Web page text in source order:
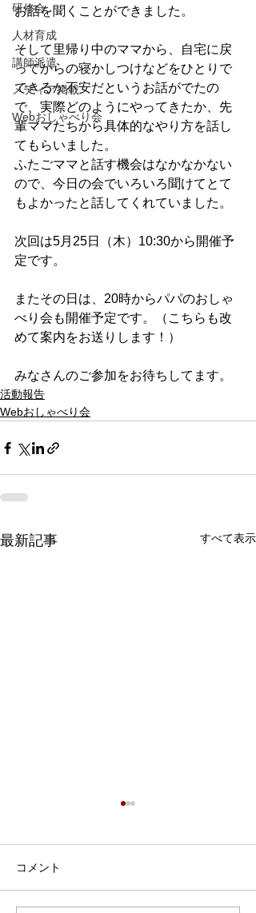
研修会
人材育成
講師派遣
メディア掲載
Webおしゃべり会
お話を聞くことができました。
そして里帰り中のママから、自宅に戻
ってからの寝かしつけなどをひとりで
できるか不安だというお話がでたの
で、実際どのようにやってきたか、先
輩ママたちから具体的なやり方を話し
てもらいました。
ふたごママと話す機会はなかなかない
ので、今日の会でいろいろ聞けてとて
もよかったと話してくれていました。
次回は5月25日（木）10:30から開催予
定です。
またその日は、20時からパパのおしゃ
べり会も開催予定です。（こちらも改
めて案内をお送りします！）
みなさんのご参加をお待ちしてます。
活動報告
Webおしゃべり会
最新記事 すべて表示
7月9日、Webおしゃべり会を
ふたごママ・パパ・プレママ
コメント